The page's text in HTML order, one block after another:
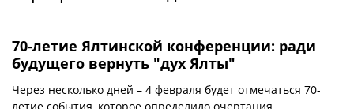
70-летие Ялтинской конференции: ради
будущего вернуть "дух Ялты"
Через несколько дней – 4 февраля будет отмечаться 70-